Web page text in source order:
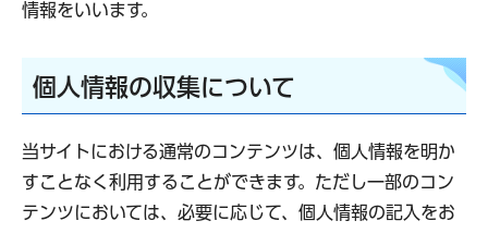
情報をいいます。
個人情報の収集について
当サイトにおける通常のコンテンツは、個人情報を明か
すことなく利用することができます。ただし一部のコン
テンツにおいては、必要に応じて、個人情報の記入をお